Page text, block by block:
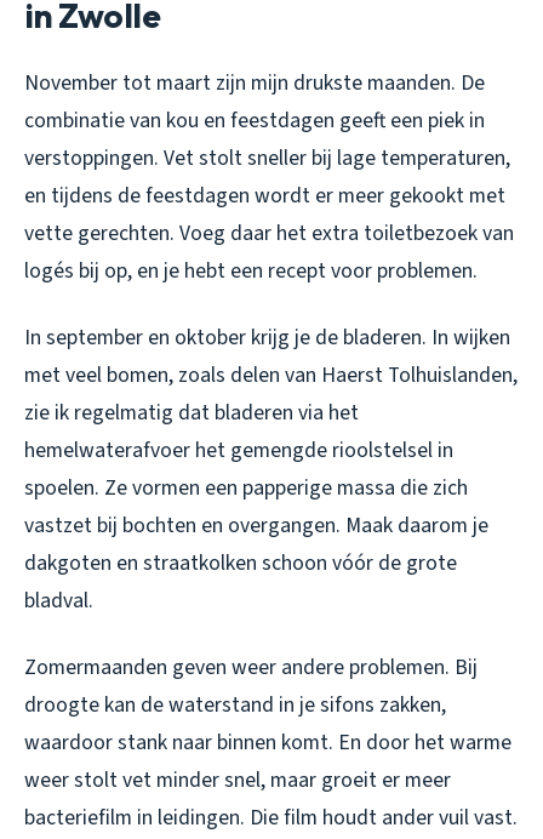
in Zwolle
November tot maart zijn mijn drukste maanden. De
combinatie van kou en feestdagen geeft een piek in
verstoppingen. Vet stolt sneller bij lage temperaturen,
en tijdens de feestdagen wordt er meer gekookt met
vette gerechten. Voeg daar het extra toiletbezoek van
logés bij op, en je hebt een recept voor problemen.
In september en oktober krijg je de bladeren. In wijken
met veel bomen, zoals delen van Haerst Tolhuislanden,
zie ik regelmatig dat bladeren via het
hemelwaterafvoer het gemengde rioolstelsel in
spoelen. Ze vormen een papperige massa die zich
vastzet bij bochten en overgangen. Maak daarom je
dakgoten en straatkolken schoon vóór de grote
bladval.
Zomermaanden geven weer andere problemen. Bij
droogte kan de waterstand in je sifons zakken,
waardoor stank naar binnen komt. En door het warme
weer stolt vet minder snel, maar groeit er meer
bacteriefilm in leidingen. Die film houdt ander vuil vast.